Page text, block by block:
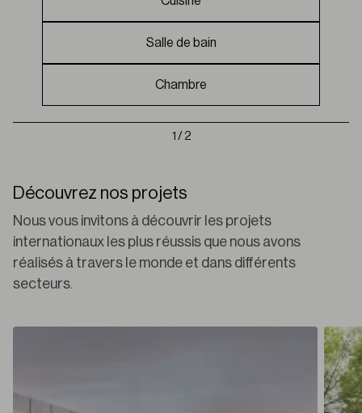
Salle de bain
Chambre
1 / 2
Découvrez nos projets
Nous vous invitons à découvrir les projets
internationaux les plus réussis que nous avons
réalisés à travers le monde et dans différents
secteurs.